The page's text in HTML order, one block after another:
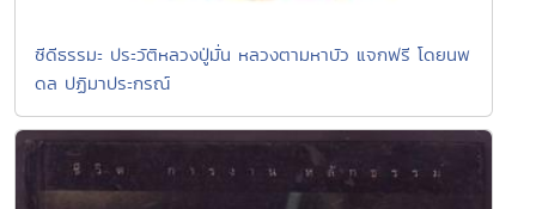
ซีดีธรรมะ ประวัติหลวงปู่มั่น หลวงตามหาบัว แจกฟรี โดยนพ
ดล ปฏิมาประกรณ์